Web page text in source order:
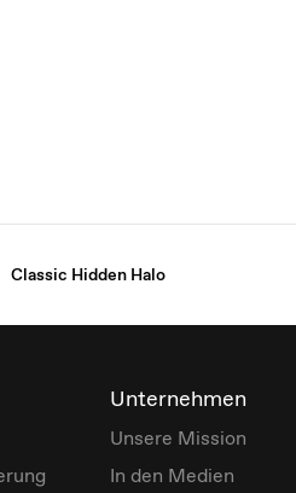
Classic Hidden Halo
Unternehmen
Unsere Mission
In den Medien